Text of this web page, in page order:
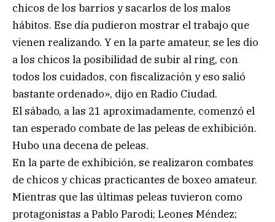
chicos de los barrios y sacarlos de los malos
hábitos. Ese día pudieron mostrar el trabajo que
vienen realizando. Y en la parte amateur, se les dio
a los chicos la posibilidad de subir al ring, con
todos los cuidados, con fiscalización y eso salió
bastante ordenado», dijo en Radio Ciudad.
El sábado, a las 21 aproximadamente, comenzó el
tan esperado combate de las peleas de exhibición.
Hubo una decena de peleas.
En la parte de exhibición, se realizaron combates
de chicos y chicas practicantes de boxeo amateur.
Mientras que las últimas peleas tuvieron como
protagonistas a Pablo Parodi; Leones Méndez;